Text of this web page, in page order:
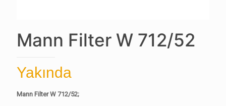
Mann Filter W 712/52
Yakında
Mann Filter W 712/52;